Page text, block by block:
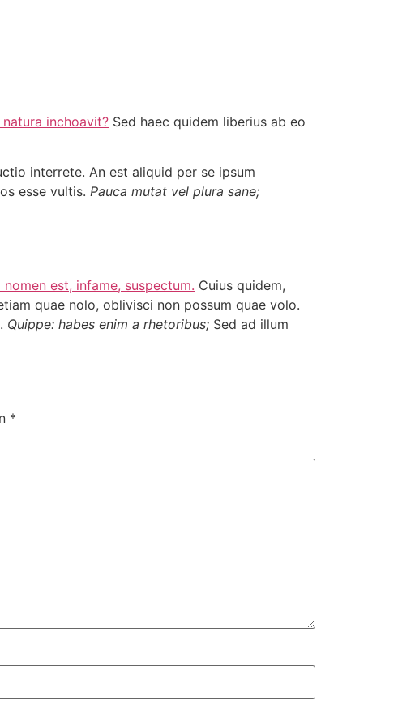
inchoavit? Sed haec quidem liberius ab eo
interrete. An est aliquid per se ipsum
esse vultis. Pauca mutat vel plura sane;
nomen est, infame, suspectum. Cuius quidem,
quae nolo, oblivisci non possum quae volo.
Quippe: habes enim a rhetoribus; Sed ad illum
*